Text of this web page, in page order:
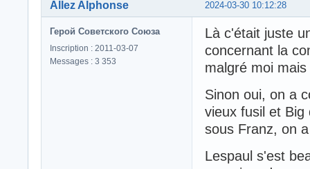
2024-03-30 10:12:28
Allez Alphonse
Герой Советского Союза
Inscription : 2011-03-07
Messages : 3 353
Là c'était juste
concernant la
malgré moi
Sinon oui, on a
vieux fusil et Big
sous Franz, on
Lespaul s'est